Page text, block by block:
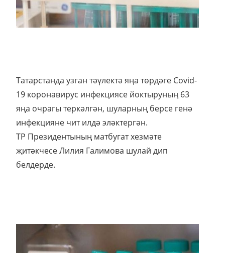
Татарстанда узган тәүлектә яңа төрдәге Сovid-
19 коронавирус инфекциясе йоктыруның 63
яңа очрагы теркәлгән, шуларның берсе генә
инфекцияне чит илдә эләктергән.
ТР Президентының матбугат хезмәте
җитәкчесе Лилия Галимова шулай дип
белдерде.